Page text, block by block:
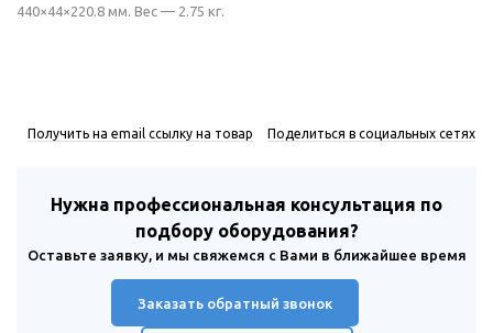
440×44×220.8 мм. Вес — 2.75 кг.
Получить на email ссылку на товар Поделиться в социальных сетях
Нужна профессиональная консультация по
подбору оборудования?
Оставьте заявку, и мы свяжемся с Вами в ближайшее время
Заказать обратный звонок